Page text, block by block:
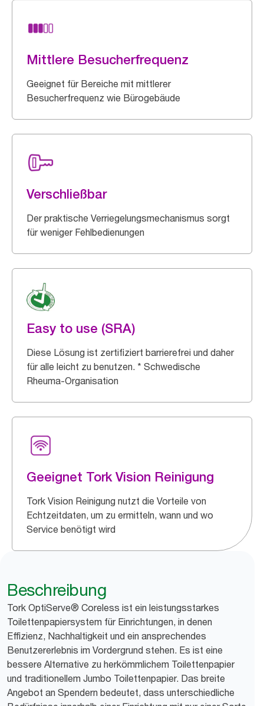
Mittlere Besucherfrequenz
Geeignet für Bereiche mit mittlerer
Besucherfrequenz wie Bürogebäude
Verschließbar
Der praktische Verriegelungsmechanismus sorgt
für weniger Fehlbedienungen
Easy to use (SRA)
Diese Lösung ist zertifiziert barrierefrei und daher
für alle leicht zu benutzen. * Schwedische
Rheuma-Organisation
Geeignet Tork Vision Reinigung
Tork Vision Reinigung nutzt die Vorteile von
Echtzeitdaten, um zu ermitteln, wann und wo
Service benötigt wird
Beschreibung
Tork OptiServe® Coreless ist ein leistungsstarkes
Toilettenpapiersystem für Einrichtungen, in denen
Effizienz, Nachhaltigkeit und ein ansprechendes
Benutzererlebnis im Vordergrund stehen. Es ist eine
bessere Alternative zu herkömmlichem Toilettenpapier
und traditionellem Jumbo Toilettenpapier. Das breite
Angebot an Spendern bedeutet, dass unterschiedliche